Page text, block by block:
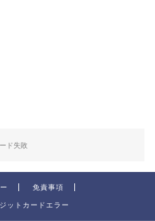
ド失敗
免責事項
トカードエラー